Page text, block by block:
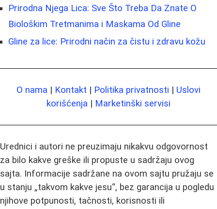
Prirodna Njega Lica: Sve Što Treba Da Znate O
Biološkim Tretmanima i Maskama Od Gline
Gline za lice: Prirodni način za čistu i zdravu kožu
O nama | Kontakt | Politika privatnosti | Uslovi
korišćenja | Marketinški servisi
Urednici i autori ne preuzimaju nikakvu odgovornost
za bilo kakve greške ili propuste u sadržaju ovog
sajta. Informacije sadržane na ovom sajtu pružaju se
u stanju „takvom kakve jesu“, bez garancija u pogledu
njihove potpunosti, tačnosti, korisnosti ili